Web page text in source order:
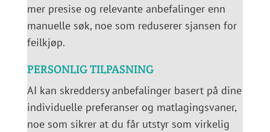
mer presise og relevante anbefalinger enn
manuelle søk, noe som reduserer sjansen for
feilkjøp.
PERSONLIG TILPASNING
AI kan skreddersy anbefalinger basert på dine
individuelle preferanser og matlagingsvaner,
noe som sikrer at du får utstyr som virkelig